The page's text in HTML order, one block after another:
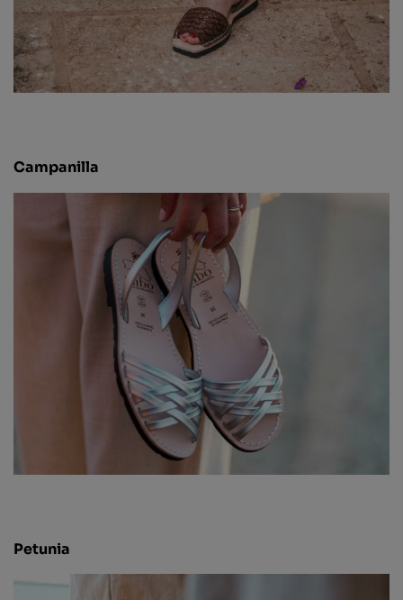
Campanilla
Petunia